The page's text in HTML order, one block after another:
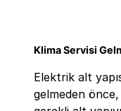
Klima Servisi
Elektrik alt
gelmeden